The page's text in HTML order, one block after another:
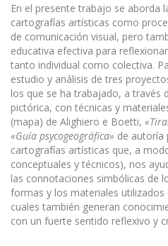
En el presente trabajo se aborda
cartografías artísticas como
de comunicación visual, pero
educativa efectiva para
tanto individual como colectiva.
estudio y análisis de tres
los que se ha trabajado, a través
pictórica, con técnicas y
(mapa) de Alighiero e Boetti, «
«Guía psycogeográfica» de autoría
cartografías artísticas que, a
conceptuales y técnicos), nos
las connotaciones simbólicas de
formas y los materiales
cuales también generan
con un fuerte sentido reflexivo y